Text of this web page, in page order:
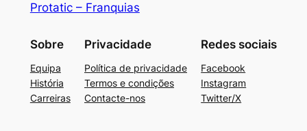
Protatic – Franquias
Sobre
Equipa
História
Carreiras
Privacidade
Política de privacidade
Termos e condições
Contacte-nos
Redes sociais
Facebook
Instagram
Twitter/X